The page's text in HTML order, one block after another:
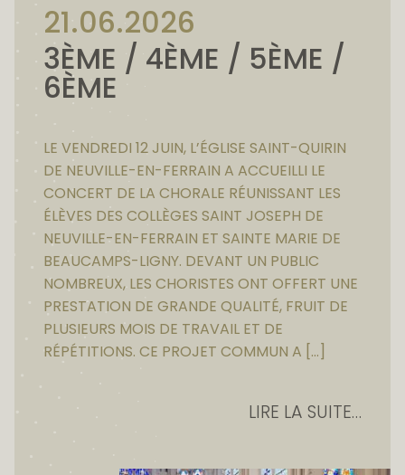
21.06.2026
3ÈME / 4ÈME / 5ÈME /
6ÈME
LE VENDREDI 12 JUIN, L’ÉGLISE SAINT-QUIRIN
DE NEUVILLE-EN-FERRAIN A ACCUEILLI LE
CONCERT DE LA CHORALE RÉUNISSANT LES
ÉLÈVES DES COLLÈGES SAINT JOSEPH DE
NEUVILLE-EN-FERRAIN ET SAINTE MARIE DE
BEAUCAMPS-LIGNY. DEVANT UN PUBLIC
NOMBREUX, LES CHORISTES ONT OFFERT UNE
PRESTATION DE GRANDE QUALITÉ, FRUIT DE
PLUSIEURS MOIS DE TRAVAIL ET DE
RÉPÉTITIONS. CE PROJET COMMUN A […]
LIRE LA SUITE…